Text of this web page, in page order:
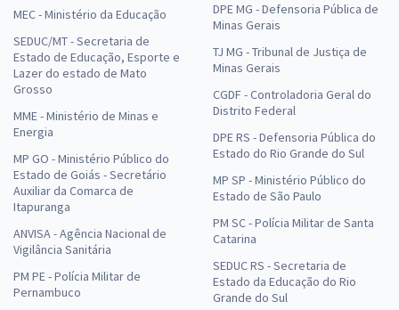
MEC - Ministério da Educação
SEDUC/MT - Secretaria de
Estado de Educação, Esporte e
Lazer do estado de Mato
Grosso
MME - Ministério de Minas e
Energia
MP GO - Ministério Público do
Estado de Goiás - Secretário
Auxiliar da Comarca de
Itapuranga
ANVISA - Agência Nacional de
Vigilância Sanitária
PM PE - Polícia Militar de
Pernambuco
DPE MG - Defensoria Pública de
Minas Gerais
TJ MG - Tribunal de Justiça de
Minas Gerais
CGDF - Controladoria Geral do
Distrito Federal
DPE RS - Defensoria Pública do
Estado do Rio Grande do Sul
MP SP - Ministério Público do
Estado de São Paulo
PM SC - Polícia Militar de Santa
Catarina
SEDUC RS - Secretaria de
Estado da Educação do Rio
Grande do Sul